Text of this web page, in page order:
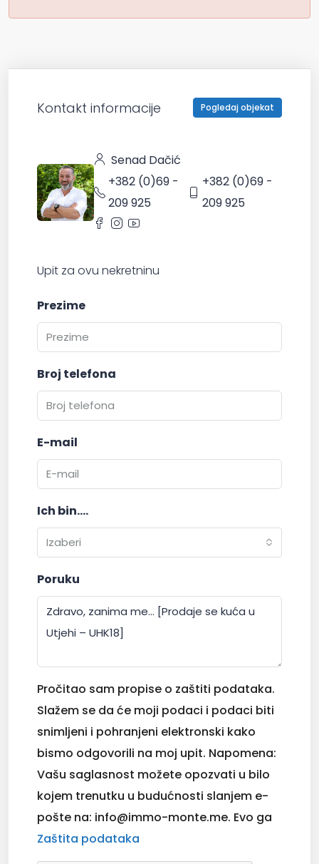
Kontakt informacije Pogledaj objekat
Senad Dačić
+382 (0)69 -
209 925
+382 (0)69 -
209 925
Upit za ovu nekretninu
Prezime
Broj telefona
E-mail
Ich bin....
Izaberi
Poruku
Pročitao sam propise o zaštiti podataka.
Slažem se da će moji podaci i podaci biti
snimljeni i pohranjeni elektronski kako
bismo odgovorili na moj upit. Napomena:
Vašu saglasnost možete opozvati u bilo
kojem trenutku u budućnosti slanjem e-
pošte na: info@immo-monte.me. Evo ga
Zaštita podataka